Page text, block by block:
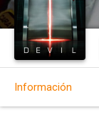
Información